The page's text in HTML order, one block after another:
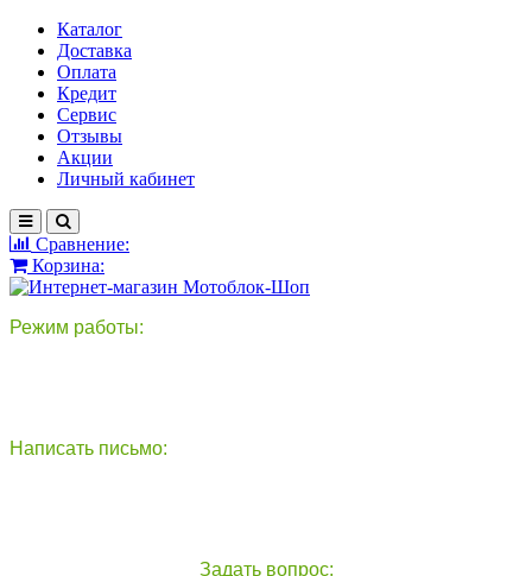
Каталог
Доставка
Оплата
Кредит
Сервис
Отзывы
Акции
Личный кабинет
Сравнение:
Корзина:
Режим работы:
Написать письмо:
Задать вопрос: